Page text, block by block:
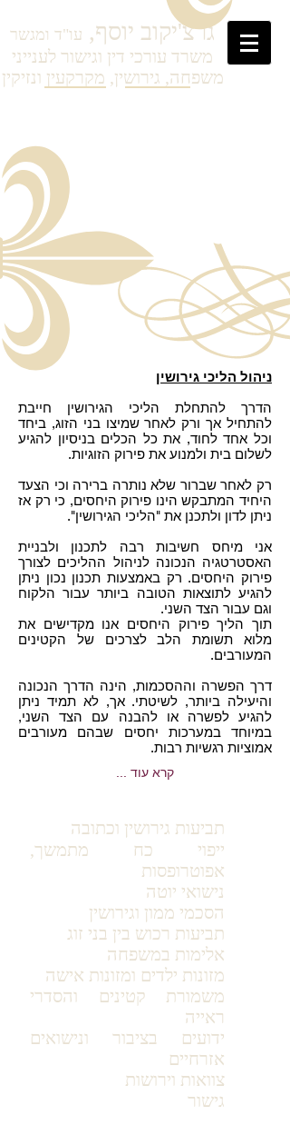
גרצ'יקוב יוסף, עו"ד ומגשר
משרד עורכי דין וגישור לענייני
משפחה, גירושין, מקרקעין ונזיקין
ניהול הליכי גירושין
הדרך להתחלת הליכי הגירושין חייבת
להתחיל אך ורק לאחר שמיצו בני הזוג, ביחד
וכל אחד לחוד, את כל הכלים בניסיון להגיע
לשלום בית ולמנוע את פירוק הזוגיות.
רק לאחר שברור שלא נותרה ברירה וכי הצעד
היחיד המתבקש הינו פירוק היחסים, כי רק אז
ניתן לדון ולתכנן את "הליכי הגירושין".
אני מיחס חשיבות רבה לתכנון ולבניית
האסטרטגיה הנכונה לניהול ההליכים לצורך
פירוק היחסים. רק באמצעות תכנון נכון ניתן
להגיע לתוצאות הטובה ביותר עבור הלקוח
וגם עבור הצד השני.
תוך הליך פירוק היחסים אנו מקדישים את
מלוא תשומת הלב לצרכים של הקטינים
המעורבים.
דרך הפשרה וההסכמות, הינה הדרך הנכונה
והיעילה ביותר, לשיטתי. אך, לא תמיד ניתן
להגיע לפשרה או להבנה עם הצד השני,
במיוחד במערכות יחסים שבהם מעורבים
אמוציות רגשיות רבות.
... קרא עוד
תביעות גירושין וכתובה
ייפוי כח מתמשך,
אפוטרופסות
נישואי יוטה
הסכמי ממון וגירושין
תביעות רכוש בין בני זוג
אלימות במשפחה
מזונות ילדים ומזונות אישה
משמורת קטינים והסדרי
ראייה
ידועים בציבור ונישואים
אזרחיים
צוואות וירושות
גישור